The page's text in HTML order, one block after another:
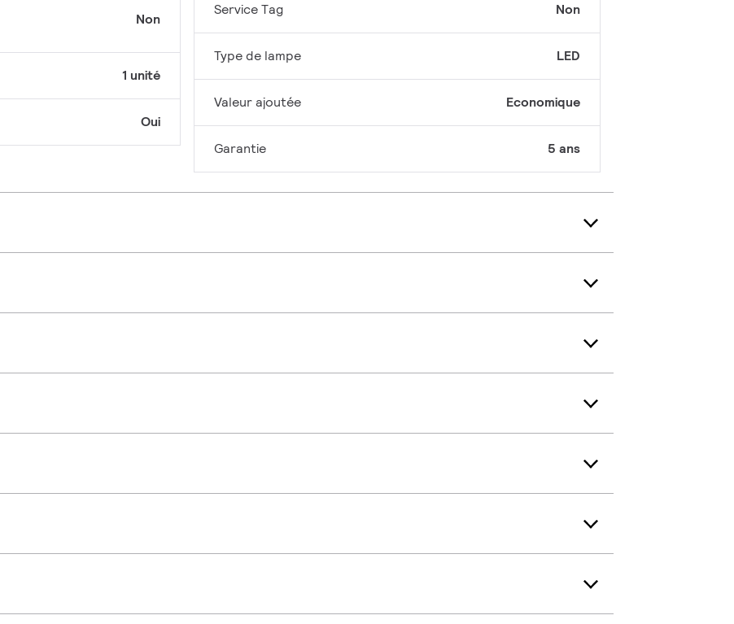
Non
1 unité
Oui
Service Tag Non
Type de lampe LED
Valeur ajoutée Economique
Garantie 5 ans